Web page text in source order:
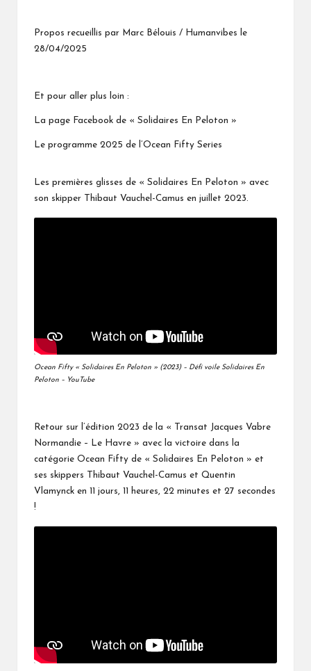
Propos recueillis par Marc Bélouis / Humanvibes le
28/04/2025
Et pour aller plus loin :
La page Facebook de « Solidaires En Peloton »
Le programme 2025 de l’Ocean Fifty Series
Les premières glisses de « Solidaires En Peloton » avec
son skipper Thibaut Vauchel-Camus en juillet 2023.
Ocean Fifty « Solidaires En Peloton » (2023) – Défi voile Solidaires En
Peloton – YouTube
Retour sur l’édition 2023 de la « Transat Jacques Vabre
Normandie – Le Havre » avec la victoire dans la
catégorie Ocean Fifty de « Solidaires En Peloton » et
ses skippers Thibaut Vauchel-Camus et Quentin
Vlamynck en 11 jours, 11 heures, 22 minutes et 27 secondes
!